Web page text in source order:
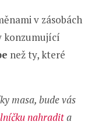
v zásobách
konzumující
než ty, které
masa, bude vás
nahradita